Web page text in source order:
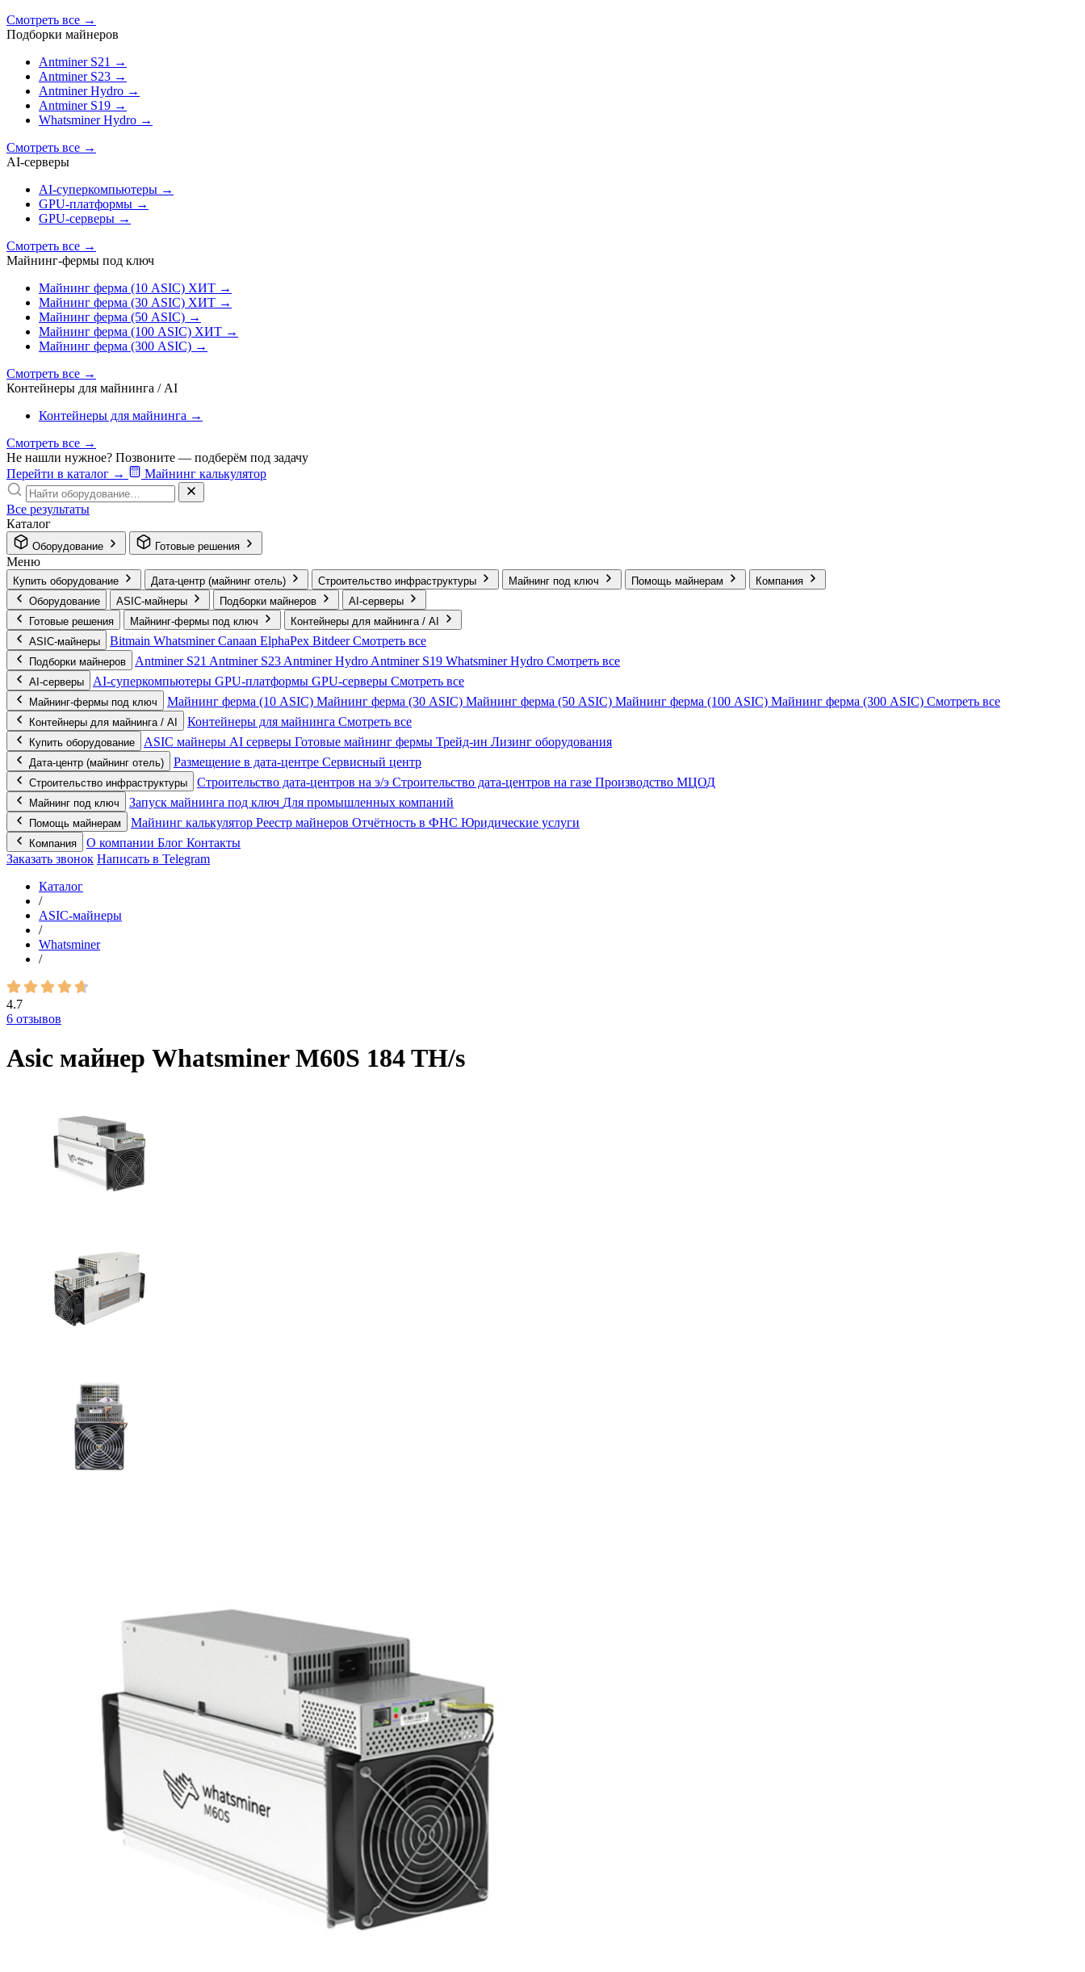
Смотреть все →
Подборки майнеров
Antminer S21 →
Antminer S23 →
Antminer Hydro →
Antminer S19 →
Whatsminer Hydro →
Смотреть все →
AI‑серверы
AI‑суперкомпьютеры →
GPU‑платформы →
GPU‑серверы →
Смотреть все →
Майнинг-фермы под ключ
Майнинг ферма (10 ASIC) ХИТ →
Майнинг ферма (30 ASIC) ХИТ →
Майнинг ферма (50 ASIC) →
Майнинг ферма (100 ASIC) ХИТ →
Майнинг ферма (300 ASIC) →
Смотреть все →
Контейнеры для майнинга / AI
Контейнеры для майнинга →
Смотреть все →
Не нашли нужное? Позвоните — подберём под задачу
Перейти в каталог → Майнинг калькулятор
Все результаты
Каталог
Оборудование Готовые решения
Меню
Купить оборудование Дата-центр (майнинг отель) Строительство инфраструктуры Майнинг под ключ Помощь майнерам
Компания
Оборудование
ASIC-майнеры Подборки майнеров
AI‑серверы
Готовые решения
Майнинг-фермы под ключ
Контейнеры для майнинга / AI
ASIC-майнеры
Bitmain WhatsminerCanaan ElphaPex BitdeerСмотреть все
Подборки майнеров Antminer S21 Antminer S23 Antminer Hydro Antminer S19 Whatsminer Hydro Смотреть все
AI‑серверы AI‑суперкомпьютеры GPU‑платформы GPU‑серверы Смотреть все
Майнинг-фермы под ключ Майнинг ферма (10 ASIC) Майнинг ферма (30 ASIC) Майнинг ферма (50 ASIC) Майнинг ферма (100 ASIC) Майнинг ферма (300 ASIC) Смотреть все
Контейнеры для майнинга / AI Контейнеры для майнинга Смотреть все
Купить оборудование ASIC майнеры AI серверы Готовые майнинг фермы Трейд-ин Лизинг оборудования
Дата-центр (майнинг отель) Размещение в дата-центре Сервисный центр
Строительство инфраструктуры Строительство дата-центров на э/э Строительство дата-центров на газе Производство МЦОД
Майнинг под ключ Запуск майнинга под ключ Для промышленных компаний
Помощь майнерам Майнинг калькулятор Реестр майнеров Отчётность в ФНС Юридические услуги
Компания О компании Блог Контакты
Заказать звонок Написать в Telegram
Каталог
/
ASIC-майнеры
/
Whatsminer
/
4.7
6 отзывов
Asic майнер Whatsminer M60S 184 TH/s